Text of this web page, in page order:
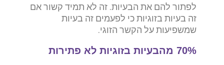
לפתור להם את הבעיות. זה לא תמיד קשור אם
זה בעיות בזוגיות כי לפעמים זה בעיות
שמשפיעות על הקשר הזוגי.
70% מהבעיות בזוגיות לא פתירות